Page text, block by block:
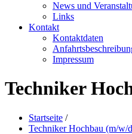
News und
Links
Kontakt
Kontaktdaten
Impressum
Techniker
Startseite /
Techniker Hochbau (m/w/